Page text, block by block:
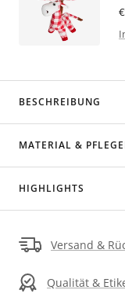
BESCHREIBUNG
MATERIAL &
HIGHLIGHTS
Versand &
Qualität &